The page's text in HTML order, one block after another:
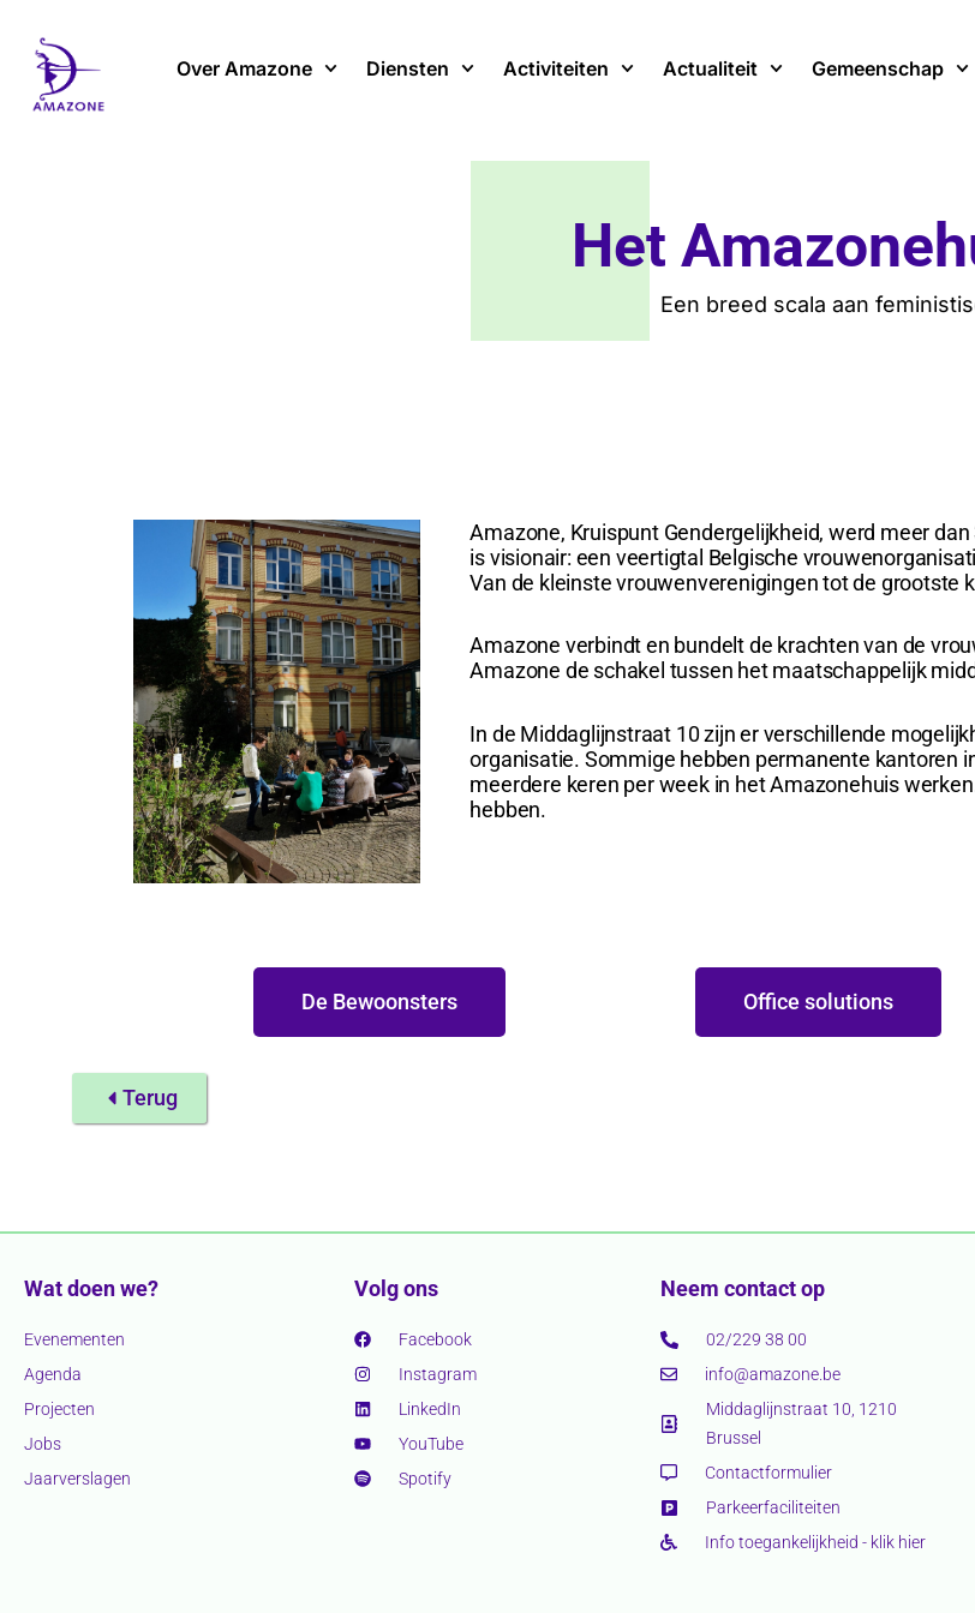
inhoud
Over Amazone Diensten Activiteiten Actualiteit Gemeenschap
Een breed scala aan
Het
Amazone, Kruispunt Gendergelijkheid, werd meer
is visionair: een veertigtal Belgische
Van de kleinste vrouwenverenigingen tot de grootste
Amazone verbindt en bundelt de krachten van de
Amazone de schakel tussen het maatschappelijk
In de Middaglijnstraat 10 zijn er verschillende
organisatie. Sommige hebben permanente kantoren
meerdere keren per week in het Amazonehuis
hebben.
De Bewoonsters Office solutions
Terug
Wat doen we?
Evenementen
Agenda
Projecten
Jobs
Jaarverslagen
Volg ons
Facebook
Instagram
LinkedIn
YouTube
Spotify
Neem contact op
02/229 38 00
info@amazone.be
Middaglijnstraat 10, 1210
Brussel
Contactformulier
Parkeerfaciliteiten
Info toegankelijkheid - klik hier